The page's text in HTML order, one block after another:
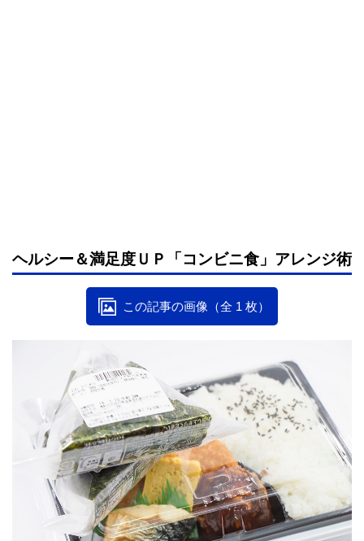
ヘルシー＆満足度ＵＰ「コンビニ食」アレンジ術
この記事の画像（全 1 枚）